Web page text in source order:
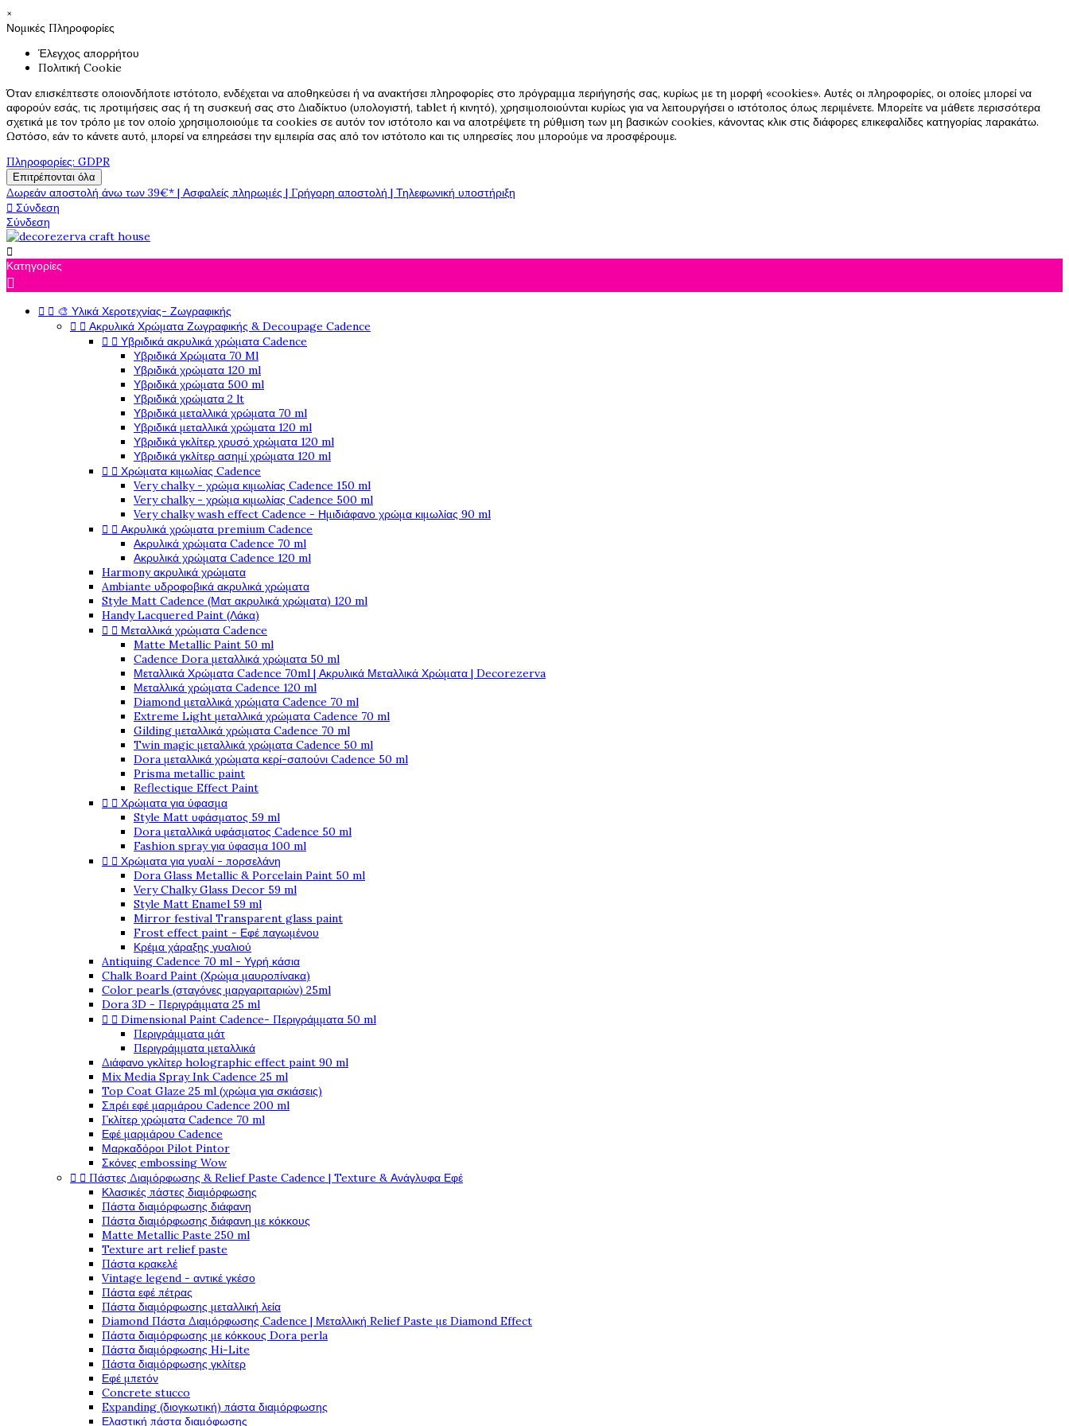
×
Νομικές Πληροφορίες
Έλεγχος απορρήτου
Πολιτική Cookie
Όταν επισκέπτεστε οποιονδήποτε ιστότοπο, ενδέχεται να αποθηκεύσει ή να ανακτήσει πληροφορίες στο πρόγραμμα περιήγησής σας, κυρίως με τη μορφή «cookies». Αυτές οι πληροφορίες, οι οποίες μπορεί να
αφορούν εσάς, τις προτιμήσεις σας ή τη συσκευή σας στο Διαδίκτυο (υπολογιστή, tablet ή κινητό), χρησιμοποιούνται κυρίως για να λειτουργήσει ο ιστότοπος όπως περιμένετε. Μπορείτε να μάθετε περισσότερα
σχετικά με τον τρόπο με τον οποίο χρησιμοποιούμε τα cookies σε αυτόν τον ιστότοπο και να αποτρέψετε τη ρύθμιση των μη βασικών cookies, κάνοντας κλικ στις διάφορες επικεφαλίδες κατηγορίας παρακάτω.
Ωστόσο, εάν το κάνετε αυτό, μπορεί να επηρεάσει την εμπειρία σας από τον ιστότοπο και τις υπηρεσίες που μπορούμε να προσφέρουμε.
Πληροφορίες: GDPR
Επιτρέπονται όλα
Δωρεάν αποστολή άνω των 39€* | Ασφαλείς πληρωμές | Γρήγορη αποστολή | Τηλεφωνική υποστήριξη
 Σύνδεση
Σύνδεση

Κατηγορίες

  🎨 Υλικά Χεροτεχνίας- Ζωγραφικής
  Ακρυλικά Χρώματα Ζωγραφικής & Decoupage Cadence
  Υβριδικά ακρυλικά χρώματα Cadence
Υβριδικά Χρώματα 70 Ml
Υβριδικά χρώματα 120 ml
Υβριδικά χρώματα 500 ml
Υβριδικά χρώματα 2 lt
Υβριδικά μεταλλικά χρώματα 70 ml
Υβριδικά μεταλλικά χρώματα 120 ml
Υβριδικά γκλίτερ χρυσό χρώματα 120 ml
Υβριδικά γκλίτερ ασημί χρώματα 120 ml
  Χρώματα κιμωλίας Cadence
Very chalky - χρώμα κιμωλίας Cadence 150 ml
Very chalky - χρώμα κιμωλίας Cadence 500 ml
Very chalky wash effect Cadence - Ημιδιάφανο χρώμα κιμωλίας 90 ml
  Ακρυλικά χρώματα premium Cadence
Ακρυλικά χρώματα Cadence 70 ml
Ακρυλικά χρώματα Cadence 120 ml
Harmony ακρυλικά χρώματα
Ambiante υδροφοβικά ακρυλικά χρώματα
Style Matt Cadence (Ματ ακρυλικά χρώματα) 120 ml
Handy Lacquered Paint (Λάκα)
  Μεταλλικά χρώματα Cadence
Matte Metallic Paint 50 ml
Cadence Dora μεταλλικά χρώματα 50 ml
Μεταλλικά Χρώματα Cadence 70ml | Ακρυλικά Μεταλλικά Χρώματα | Decorezerva
Μεταλλικά χρώματα Cadence 120 ml
Diamond μεταλλικά χρώματα Cadence 70 ml
Extreme Light μεταλλικά χρώματα Cadence 70 ml
Gilding μεταλλικά χρώματα Cadence 70 ml
Twin magic μεταλλικά χρώματα Cadence 50 ml
Dora μεταλλικά χρώματα κερί-σαπούνι Cadence 50 ml
Prisma metallic paint
Reflectique Effect Paint
  Χρώματα για ύφασμα
Style Matt υφάσματος 59 ml
Dora μεταλλικά υφάσματος Cadence 50 ml
Fashion spray για ύφασμα 100 ml
  Χρώματα για γυαλί - πορσελάνη
Dora Glass Metallic & Porcelain Paint 50 ml
Very Chalky Glass Decor 59 ml
Style Matt Enamel 59 ml
Mirror festival Transparent glass paint
Frost effect paint - Εφέ παγωμένου
Κρέμα χάραξης γυαλιού
Antiquing Cadence 70 ml - Υγρή κάσια
Chalk Board Paint (Χρώμα μαυροπίνακα)
Color pearls (σταγόνες μαργαριταριών) 25ml
Dora 3D - Περιγράμματα 25 ml
  Dimensional Paint Cadence- Περιγράμματα 50 ml
Περιγράμματα μάτ
Περιγράμματα μεταλλικά
Διάφανο γκλίτερ holographic effect paint 90 ml
Mix Media Spray Ink Cadence 25 ml
Top Coat Glaze 25 ml (χρώμα για σκιάσεις)
Σπρέι εφέ μαρμάρου Cadence 200 ml
Γκλίτερ χρώματα Cadence 70 ml
Εφέ μαρμάρου Cadence
Μαρκαδόροι Pilot Pintor
Σκόνες embossing Wow
  Πάστες Διαμόρφωσης & Relief Paste Cadence | Texture & Ανάγλυφα Εφέ
Κλασικές πάστες διαμόρφωσης
Πάστα διαμόρφωσης διάφανη
Πάστα διαμόρφωσης διάφανη με κόκκους
Matte Metallic Paste 250 ml
Texture art relief paste
Πάστα κρακελέ
Vintage legend - αντικέ γκέσο
Πάστα εφέ πέτρας
Πάστα διαμόρφωσης μεταλλική λεία
Diamond Πάστα Διαμόρφωσης Cadence | Μεταλλική Relief Paste με Diamond Effect
Πάστα διαμόρφωσης με κόκκους Dora perla
Πάστα διαμόρφωσης Hi-Lite
Πάστα διαμόρφωσης γκλίτερ
Εφέ μπετόν
Concrete stucco
Expanding (διογκωτική) πάστα διαμόρφωσης
Ελαστική πάστα διαμόφωσης